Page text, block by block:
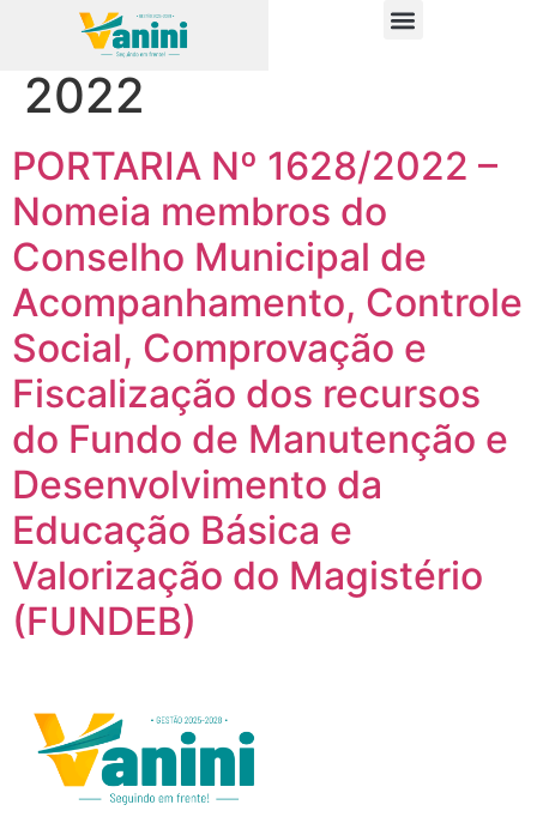
Categoria:
Portarias
2022
PORTARIA Nº 1628/2022 –
Nomeia membros do
Conselho Municipal de
Acompanhamento, Controle
Social, Comprovação e
Fiscalização dos recursos
do Fundo de Manutenção e
Desenvolvimento da
Educação Básica e
Valorização do Magistério
(FUNDEB)